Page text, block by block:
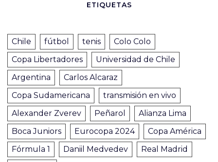
ETIQUETAS
Chile fútbol tenis
Colo Colo
Copa Libertadores
Universidad de Chile
Argentina
Carlos Alcaraz
Copa Sudamericana
transmisión en vivo
Alexander Zverev
Peñarol
Alianza Lima
Boca Juniors
Eurocopa 2024
Copa América
Fórmula 1
Daniil Medvedev
Real Madrid